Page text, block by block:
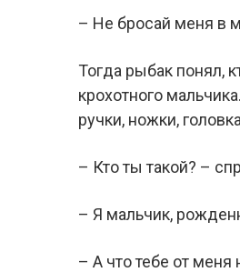
– Не бросай меня в
Тогда рыбак понял,
крохотного
ручки, ножки,
– Кто ты такой? –
– Я мальчик,
– А что тебе от меня